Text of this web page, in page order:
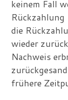
keinem Fall
die
wieder
Nachweis
frühere